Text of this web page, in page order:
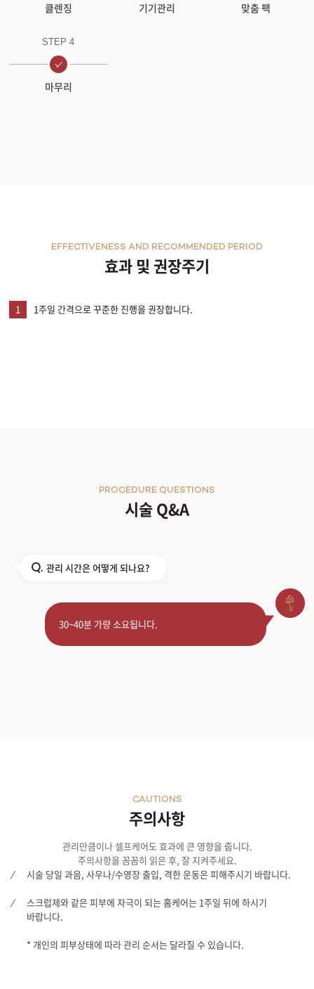
클렌징 기기관리 맞춤 팩
STEP 4
마무리
효과 및 권장주기
EFFECTIVENESS AND RECOMMENDED PERIOD
1 1주일 간격으로 꾸준한 진행을 권장합니다.
시술 Q&A
PROCEDURE QUESTIONS
Q. 관리 시간은 어떻게 되나요?
30~40분 가량 소요됩니다.
주의사항
CAUTIONS
관리만큼이나 셀프케어도 효과에 큰 영향을 줍니다.
주의사항을 꼼꼼히 읽은 후, 잘 지켜주세요.
시술 당일 과음, 사우나/수영장 출입, 격한 운동은 피해주시기 바랍니다.
스크럽제와 같은 피부에 자극이 되는 홈케어는 1주일 뒤에 하시기
바랍니다.
* 개인의 피부상태에 따라 관리 순서는 달라질 수 있습니다.